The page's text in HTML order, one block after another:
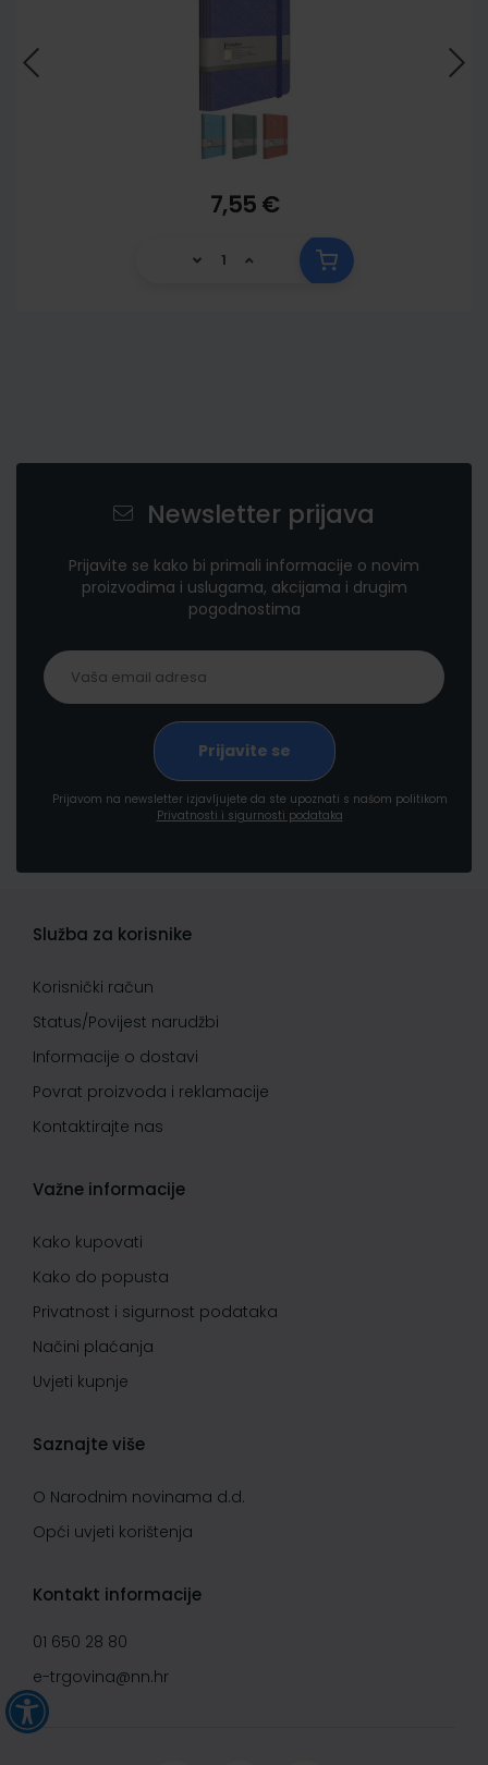
7,55 €
Newsletter prijava
Prijavite se kako bi primali informacije o novim
proizvodima i uslugama, akcijama i drugim
pogodnostima
Prijavom na newsletter izjavljujete da ste upoznati s našom politikom
Privatnosti i sigurnosti podataka
Služba za korisnike
Korisnički račun
Status/Povijest narudžbi
Informacije o dostavi
Povrat proizvoda i reklamacije
Kontaktirajte nas
Važne informacije
Kako kupovati
Kako do popusta
Privatnost i sigurnost podataka
Načini plaćanja
Uvjeti kupnje
Saznajte više
O Narodnim novinama d.d.
Opći uvjeti korištenja
Kontakt informacije
01 650 28 80
e-trgovina@nn.hr